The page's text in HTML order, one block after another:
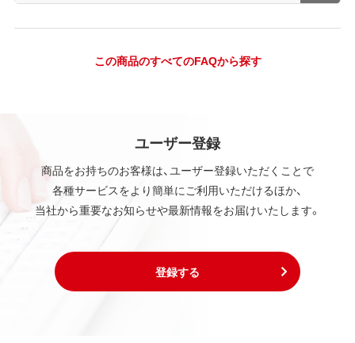
この商品のすべてのFAQから探す
ユーザー登録
商品をお持ちのお客様は、ユーザー登録いただくことで
各種サービスをより簡単にご利用いただけるほか、
当社から重要なお知らせや最新情報をお届けいたします。
登録する